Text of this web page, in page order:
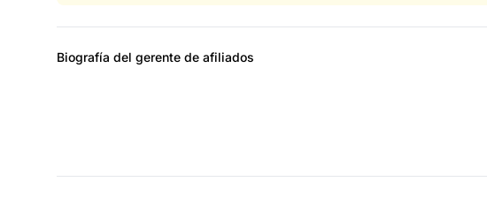
Biografía del gerente de afiliados